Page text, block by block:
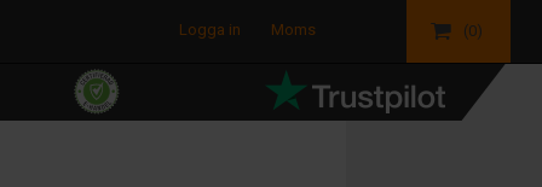
Logga in Moms (0)